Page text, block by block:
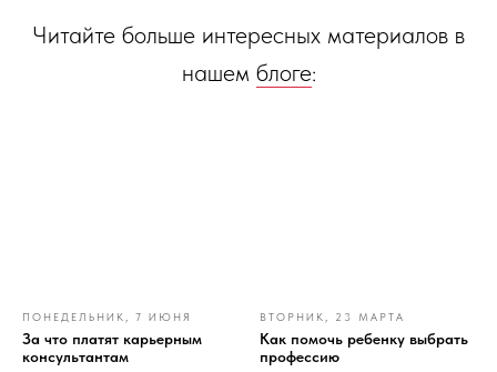
Читайте больше интересных материалов в
нашем блоге:
ПОНЕДЕЛЬНИК, 7 ИЮНЯ
За что платят карьерным
консультантам
ВТОРНИК, 23 МАРТА
Как помочь ребенку выбрать
профессию